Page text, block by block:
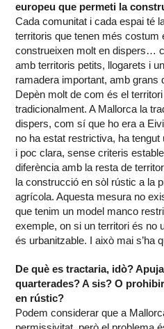
europeu que permeti la
Cada comunitat i cada espai té
territoris que tenen més costum
construeixen molt en dispers…
amb territoris petits, llogarets i
ramadera important, amb grans
Depèn molt de com és el
tradicionalment. A Mallorca la
dispers, com sí que ho era a
no ha estat restrictiva, ha
i poc clara, sense criteris
diferència amb la resta de
la construcció en sòl rústic a la
agrícola. Aquesta mesura no
que tenim un model manco
exemple, on si un territori és no
és urbanitzable. I això mai s’ha
De què es tractaria, idò?
quarterades? A sis? O
en rústic?
Podem considerar que a